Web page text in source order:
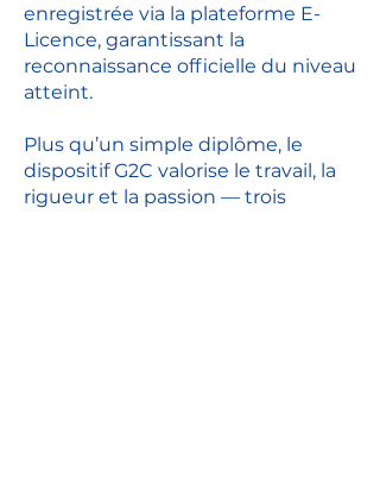
enregistrée via la plateforme E-
Licence, garantissant la
reconnaissance officielle du niveau
atteint.
Plus qu’un simple diplôme, le
dispositif G2C valorise le travail, la
rigueur et la passion — trois